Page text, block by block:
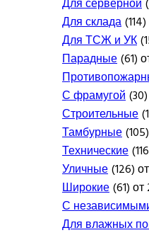
Для склада
Для ТСЖ и УК
Парадные(61)
С фрамугой
Строительные
Тамбурные
Технические
Уличные(126)
Широкие(61)
С
Для влажных